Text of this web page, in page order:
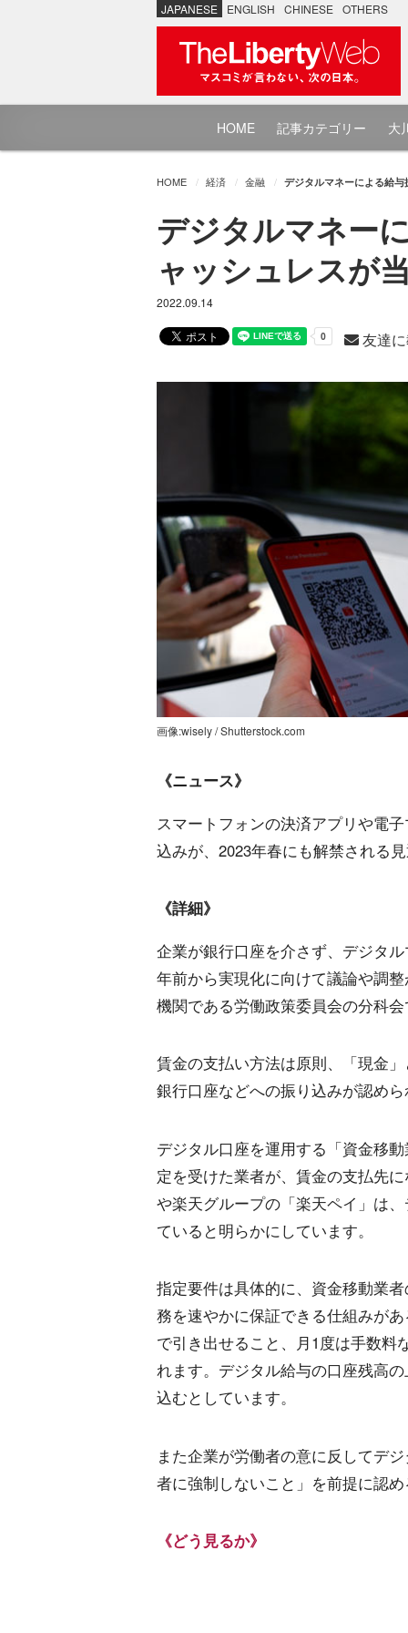
JAPANESE ENGLISH CHINESE OTHERS
HOME 記事カテゴリー 大
HOME 経済 金融 デジタルマネーによる給
デジタルマネー
ャッシュレスが
2022.09.14
友達
画像:wisely / Shutterstock.com
《ニュース》
スマートフォンの決済アプリや電
込みが、2023年春にも解禁される
《詳細》
企業が銀行口座を介さず、デジタ
年前から実現化に向けて議論や調
機関である労働政策委員会の分科
賃金の支払い方法は原則、「現金
銀行口座などへの振り込みが認め
デジタル口座を運用する「資金移
定を受けた業者が、賃金の支払先
や楽天グループの「楽天ペイ」は
ていると明らかにしています。
指定要件は具体的に、資金移動業
務を速やかに保証できる仕組みが
で引き出せること、月1度は手数料
れます。デジタル給与の口座残高
込むとしています。
また企業が労働者の意に反してデ
者に強制しないこと」を前提に認
《どう見るか》